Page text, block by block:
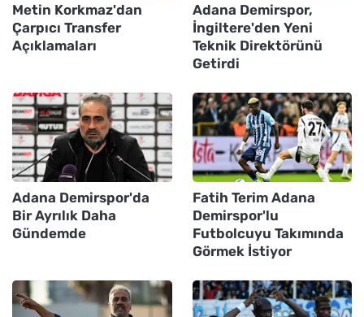
Metin Korkmaz'dan
Çarpıcı Transfer
Açıklamaları
Adana Demirspor,
İngiltere'den Yeni
Teknik Direktörünü
Getirdi
Adana Demirspor'da
Bir Ayrılık Daha
Gündemde
Fatih Terim Adana
Demirspor'lu
Futbolcuyu Takımında
Görmek İstiyor